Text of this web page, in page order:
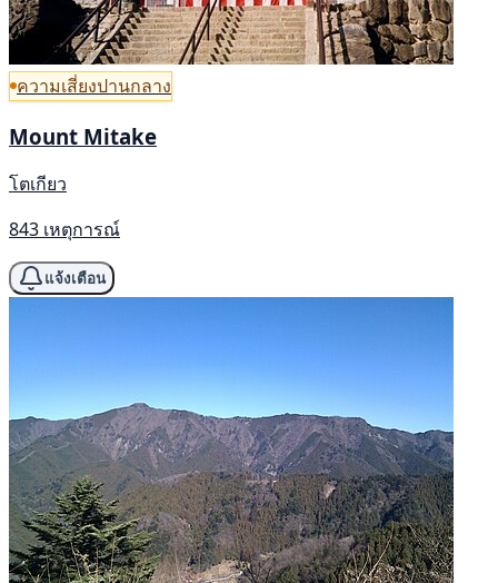
ความเสี่ยงปานกลาง
Mount Mitake
โตเกียว
843 เหตุการณ์
แจ้งเตือน